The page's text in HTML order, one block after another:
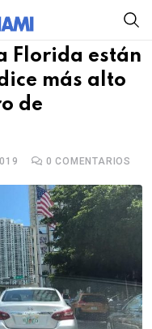
Florida están
más alto
de
0 COMENTARIOS